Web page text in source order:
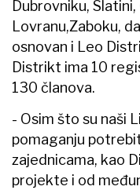
Dubrovniku,
Lovranu,Zaboku,
osnovan i Leo
Distrikt ima 10
130 članova.
- Osim što su naši
pomaganju
zajednicama, kao
projekte i od